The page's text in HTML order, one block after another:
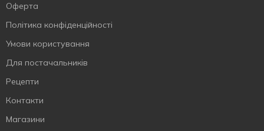
Оферта
Політика конфіденційності
Умови користування
Для постачальників
Рецепти
Контакти
Магазини